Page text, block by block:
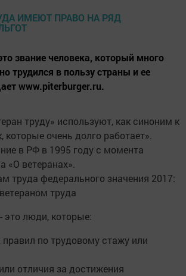
звание человека, который много
трудился в пользу страны и ее
www.piterburger.ru.
труду» используют, как синоним к
которые очень долго работает».
в РФ в 1995 году с момента
«О ветеранах».
труда федерального значения 2017:
труда
это люди, которые:
по трудовому стажу или
отличия за достижения